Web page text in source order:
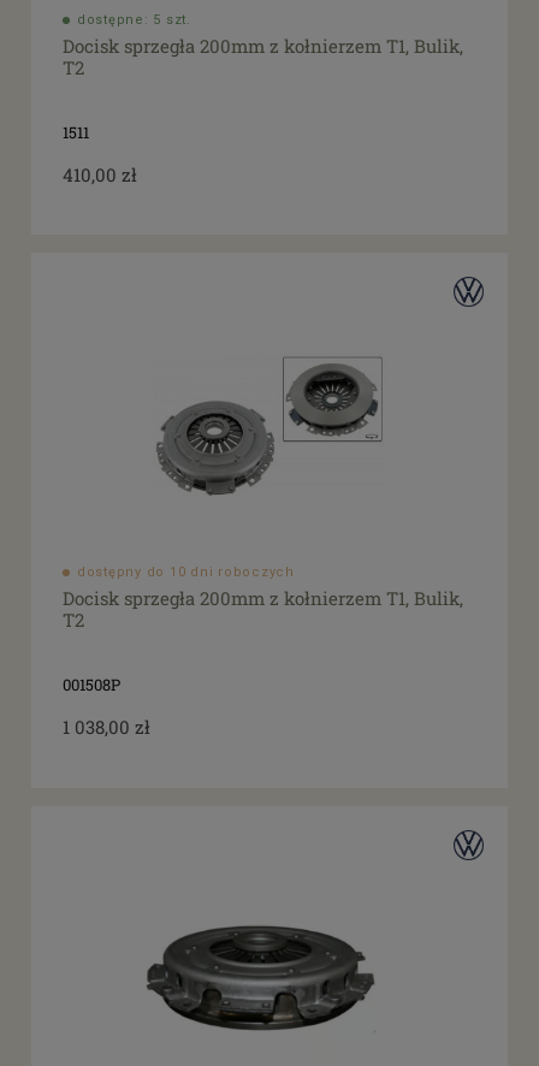
dostępne: 5 szt.
Docisk sprzegła 200mm z kołnierzem T1, Bulik,
T2
1511
410,00 zł
dostępny do 10 dni roboczych
Docisk sprzegła 200mm z kołnierzem T1, Bulik,
T2
001508P
1 038,00 zł